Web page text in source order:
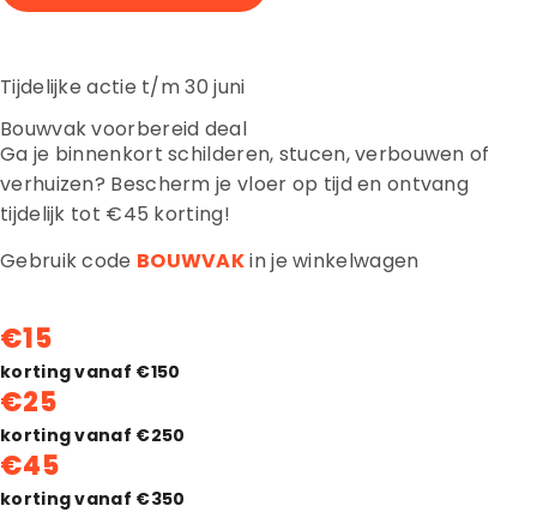
Tijdelijke actie t/m 30 juni
Bouwvak voorbereid deal
Ga je binnenkort schilderen, stucen, verbouwen of
verhuizen? Bescherm je vloer op tijd en ontvang
tijdelijk tot €45 korting!
Gebruik code BOUWVAKin je winkelwagen
€15
korting vanaf €150
€25
korting vanaf €250
€45
korting vanaf €350